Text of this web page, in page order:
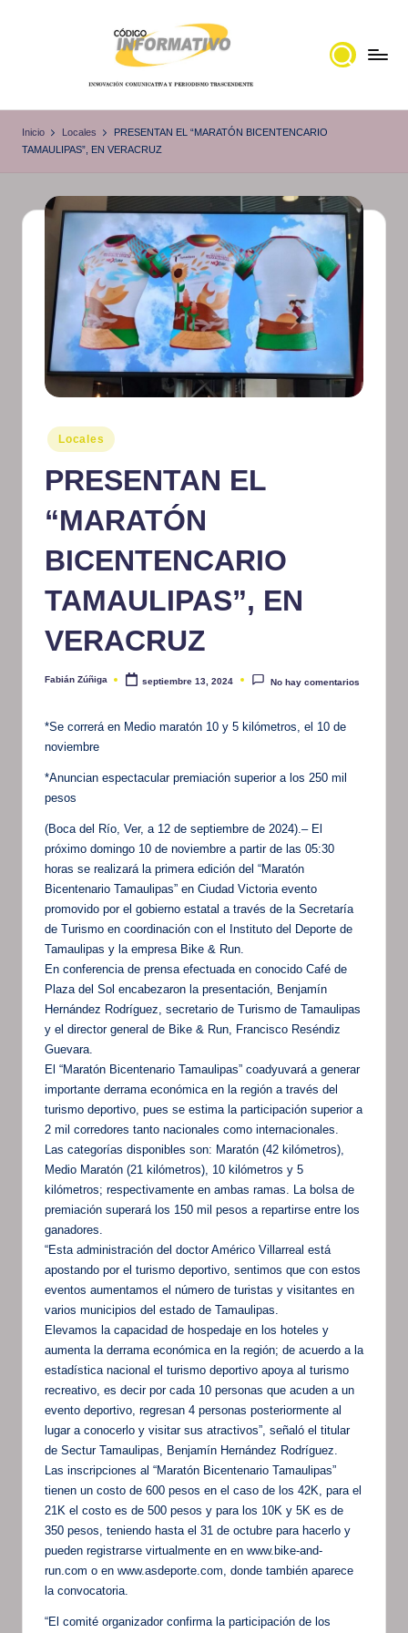
ó
d
i
o
I
n
f
o
r
m
iv
o
noticias
Inicio Locales
PRESENTAN EL “MARATÓN BICENTENCARIO
TAMAULIPAS”, EN VERACRUZ
Publicado
en
Locales
PRESENTAN EL
“MARATÓN
BICENTENCARIO
TAMAULIPAS”, EN
VERACRUZ
Publicado
Fabián Zúñiga septiembre 13, 2024 No hay comentarios
*Se correrá en Medio maratón 10 y 5 kilómetros, el 10 de
noviembre
*Anuncian espectacular premiación superior a los 250 mil
pesos
(Boca del Río, Ver, a 12 de septiembre de 2024).– El
próximo domingo 10 de noviembre a partir de las 05:30
horas se realizará la primera edición del “Maratón
Bicentenario Tamaulipas” en Ciudad Victoria evento
promovido por el gobierno estatal a través de la Secretaría
de Turismo en coordinación con el Instituto del Deporte de
Tamaulipas y la empresa Bike & Run.
En conferencia de prensa efectuada en conocido Café de
Plaza del Sol encabezaron la presentación, Benjamín
Hernández Rodríguez, secretario de Turismo de Tamaulipas
y el director general de Bike & Run, Francisco Reséndiz
Guevara.
El “Maratón Bicentenario Tamaulipas” coadyuvará a generar
importante derrama económica en la región a través del
turismo deportivo, pues se estima la participación superior a
2 mil corredores tanto nacionales como internacionales.
Las categorías disponibles son: Maratón (42 kilómetros),
Medio Maratón (21 kilómetros), 10 kilómetros y 5
kilómetros; respectivamente en ambas ramas. La bolsa de
premiación superará los 150 mil pesos a repartirse entre los
ganadores.
“Esta administración del doctor Américo Villarreal está
apostando por el turismo deportivo, sentimos que con estos
eventos aumentamos el número de turistas y visitantes en
varios municipios del estado de Tamaulipas.
Elevamos la capacidad de hospedaje en los hoteles y
aumenta la derrama económica en la región; de acuerdo a la
estadística nacional el turismo deportivo apoya al turismo
recreativo, es decir por cada 10 personas que acuden a un
evento deportivo, regresan 4 personas posteriormente al
lugar a conocerlo y visitar sus atractivos”, señaló el titular
de Sectur Tamaulipas, Benjamín Hernández Rodríguez.
Las inscripciones al “Maratón Bicentenario Tamaulipas”
tienen un costo de 600 pesos en el caso de los 42K, para el
21K el costo es de 500 pesos y para los 10K y 5K es de
350 pesos, teniendo hasta el 31 de octubre para hacerlo y
pueden registrarse virtualmente en en www.bike-and-
run.com o en www.asdeporte.com, donde también aparece
la convocatoria.
“El comité organizador confirma la participación de los